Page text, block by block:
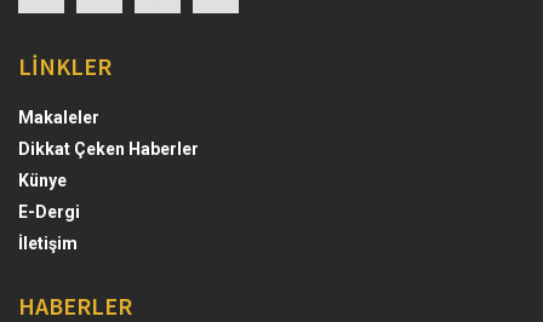
LİNKLER
Makaleler
Dikkat Çeken Haberler
Künye
E-Dergi
İletişim
HABERLER